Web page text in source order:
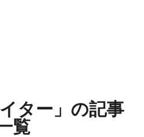
ター」の記事
覧